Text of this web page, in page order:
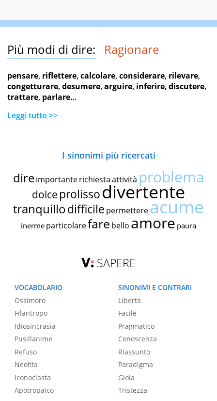
Più modi di dire: Ragionare
pensare, riflettere,calcolare,considerare, rilevare,
congetturare,desumere,arguire, inferire,discutere,
trattare, parlare...
Leggi tutto >>
I sinonimi più ricercati
dire importante richiestaattività problema
dolce prolissodivertente
tranquillodifficile permettereacume
inerme particolarefare bello amore paura
SAPERE
VOCABOLARIO
Ossimoro
Filantropo
Idiosincrasia
Pusillanime
Refuso
Neofita
Iconoclasta
Apotropaico
SINONIMI E CONTRARI
Libertà
Facile
Pragmatico
Conoscenza
Riassunto
Paradigma
Gioia
Tristezza